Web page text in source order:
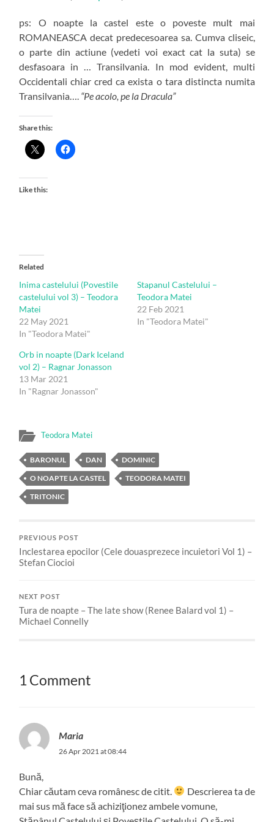
ps: O noapte la castel este o poveste mult mai
ROMANEASCA decat predecesoarea sa. Cumva cliseic,
o parte din actiune (vedeti voi exact cat la suta) se
desfasoara in … Transilvania. In mod evident, multi
Occidentali chiar cred ca exista o tara distincta numita
Transilvania…. “Pe acolo, pe la Dracula”
Share this:
Like this:
Related
Inima castelului (Povestile
castelului vol 3) – Teodora
Matei
22 May 2021
In "Teodora Matei"
Stapanul Castelului –
Teodora Matei
22 Feb 2021
In "Teodora Matei"
Orb in noapte (Dark Iceland
vol 2) – Ragnar Jonasson
13 Mar 2021
In "Ragnar Jonasson"
Teodora Matei
BARONUL DAN
DOMINIC
O NOAPTE LA CASTEL
TEODORA MATEI
TRITONIC
PREVIOUS POST
Inclestarea epocilor (Cele douasprezece incuietori Vol 1) –
Stefan Ciocioi
NEXT POST
Tura de noapte – The late show (Renee Balard vol 1) –
Michael Connelly
1 Comment
Maria
26 Apr 2021 at 08:44
Bună,
Chiar căutam ceva românesc de citit.
Descrierea ta de
mai sus mă face să achiziţionez ambele vomune,